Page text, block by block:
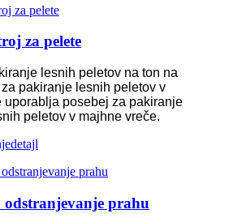
za pelete
lesnih peletov na ton na
pakiranje lesnih peletov v
uporablja posebej za pakiranje
peletov v majhne vreče.
detajl
prahu